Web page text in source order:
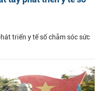
triển y tế số chăm sóc sức